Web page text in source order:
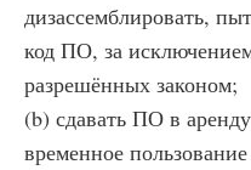
дизассемблировать,
код ПО, за
разрешённых законом;
(b) сдавать ПО в
временное